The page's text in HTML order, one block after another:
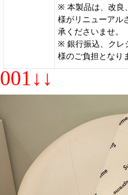
※ 本製品は、改良
様がリニューアル
承くださいませ。
※ 銀行振込、クレ
様のご負担となり
001↓↓